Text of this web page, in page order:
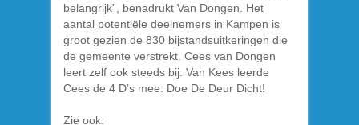
belangrijk”, benadrukt Van Dongen. Het
aantal potentiële deelnemers in Kampen is
groot gezien de 830 bijstandsuitkeringen die
de gemeente verstrekt. Cees van Dongen
leert zelf ook steeds bij. Van Kees leerde
Cees de 4 D’s mee: Doe De Deur Dicht!
Zie ook: